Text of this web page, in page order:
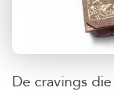
De cravings